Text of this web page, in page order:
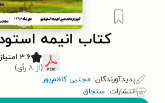
کتاب انیمه استودیو
۳.۶ امتیاز
(از ۸ رأی)
پدیدآورندگان: مجتبی کاظم‌پور
انتشارات: سنجاق